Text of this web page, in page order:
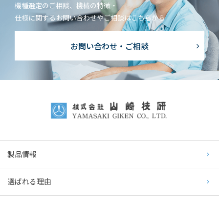
機種選定のご相談、機械の特徴・
仕様に関するお問い合わせやご相談はこちらから
お問い合わせ・ご相談
製品情報
選ばれる理由